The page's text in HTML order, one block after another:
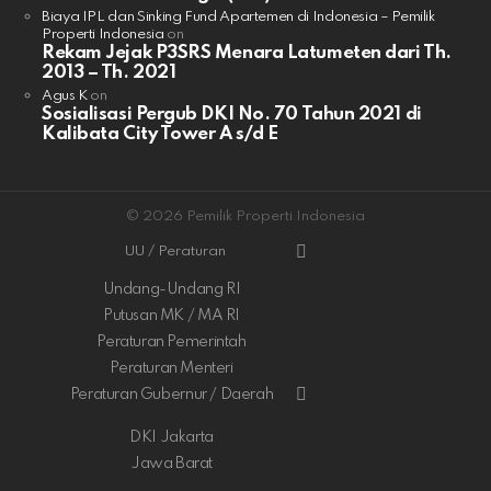
Biaya IPL dan Sinking Fund Apartemen di Indonesia – Pemilik
Properti Indonesia on
Rekam Jejak P3SRS Menara Latumeten dari Th.
2013 – Th. 2021
Agus Kon
Sosialisasi Pergub DKI No. 70 Tahun 2021 di
Kalibata City Tower A s/d E
© 2026 Pemilik Properti Indonesia
UU / Peraturan
Undang-Undang RI
Putusan MK / MA RI
Peraturan Pemerintah
Peraturan Menteri
Peraturan Gubernur / Daerah
DKI Jakarta
Jawa Barat